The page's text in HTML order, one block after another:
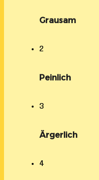
Grausam
2
Peinlich
3
Ärgerlich
4